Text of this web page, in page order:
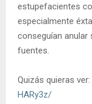
estupefacientes
especialmente
conseguían anular
fuentes.
Quizás quieras ver:
HARy3z/